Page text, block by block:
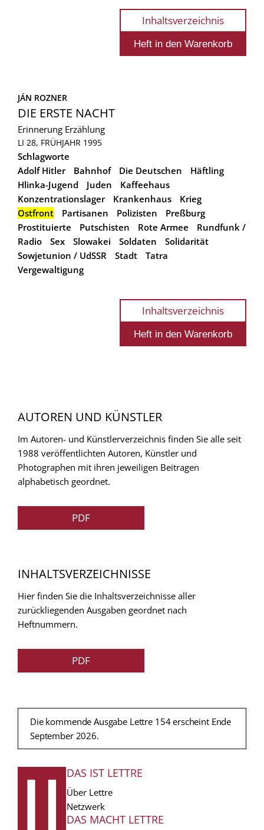
Inhaltsverzeichnis
JÁN ROZNER
DIE ERSTE NACHT
Erinnerung Erzählung
LI 28, FRÜHJAHR 1995
Schlagworte
Adolf Hitler
Bahnhof Die Deutschen
Häftling
Hlinka-Jugend
Juden
Kaffeehaus
Konzentrationslager
Krankenhaus
Krieg
Ostfront
Partisanen Polizisten
Preßburg
Prostituierte
Putschisten Rote Armee
Rundfunk /
Radio
Sex Slowakei Soldaten
Solidarität
Sowjetunion / UdSSR
Stadt
Tatra
Vergewaltigung
Inhaltsverzeichnis
AUTOREN UND KÜNSTLER
Im Autoren- und Künstlerverzeichnis finden Sie alle seit
1988 veröffentlichten Autoren, Künstler und
Photographen mit ihren jeweiligen Beitragen
alphabetisch geordnet.
PDF
INHALTSVERZEICHNISSE
Hier finden Sie die Inhaltsverzeichnisse aller
zurückliegenden Ausgaben geordnet nach
Heftnummern.
PDF
Die kommende Ausgabe Lettre 154 erscheint Ende
September 2026.
FUSSZEILE
DAS IST LETTRE
Über Lettre
Netzwerk
DAS MACHT LETTRE